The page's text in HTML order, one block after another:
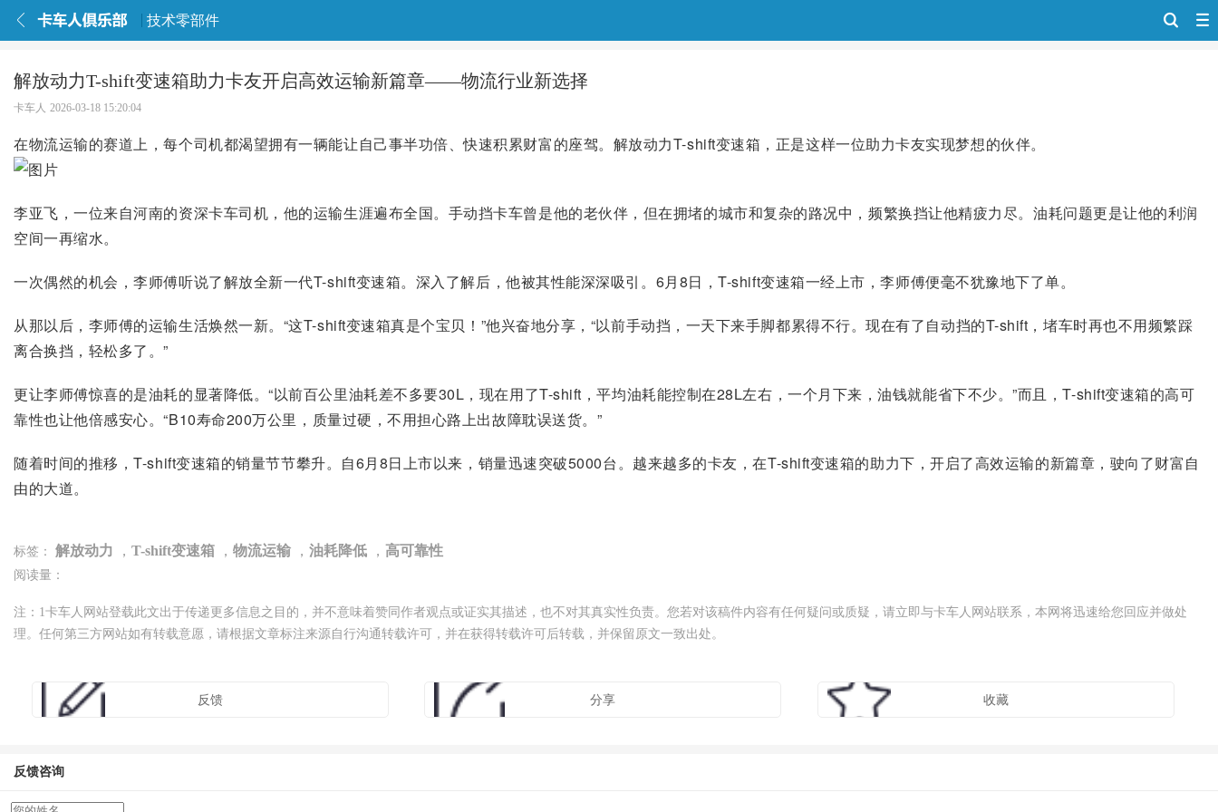
技术零部件
解放动力T-shift变速箱助力卡友开启高效运输新篇章——物流行业新选择
卡车人 2026-03-18 15:20:04
在物流运输的赛道上，每个司机都渴望拥有一辆能让自己事半功倍、快速积累财富的座驾。解放动力T-shift变速箱，正是这样一位助力卡友实现梦想的伙伴。
李亚飞，一位来自河南的资深卡车司机，他的运输生涯遍布全国。手动挡卡车曾是他的老伙伴，但在拥堵的城市和复杂的路况中，频繁换挡让他精疲力尽。油耗问题更是让他的利润
空间一再缩水。
一次偶然的机会，李师傅听说了解放全新一代T-shift变速箱。深入了解后，他被其性能深深吸引。6月8日，T-shift变速箱一经上市，李师傅便毫不犹豫地下了单。
从那以后，李师傅的运输生活焕然一新。“这T-shift变速箱真是个宝贝！”他兴奋地分享，“以前手动挡，一天下来手脚都累得不行。现在有了自动挡的T-shift，堵车时再也不用频繁踩
离合换挡，轻松多了。”
更让李师傅惊喜的是油耗的显著降低。“以前百公里油耗差不多要30L，现在用了T-shift，平均油耗能控制在28L左右，一个月下来，油钱就能省下不少。”而且，T-shift变速箱的高可
靠性也让他倍感安心。“B10寿命200万公里，质量过硬，不用担心路上出故障耽误送货。”
随着时间的推移，T-shift变速箱的销量节节攀升。自6月8日上市以来，销量迅速突破5000台。越来越多的卡友，在T-shift变速箱的助力下，开启了高效运输的新篇章，驶向了财富自
由的大道。
标签： 解放动力 ， T-shift变速箱 ， 物流运输 ， 油耗降低 ， 高可靠性
阅读量：
注：1卡车人网站登载此文出于传递更多信息之目的，并不意味着赞同作者观点或证实其描述，也不对其真实性负责。您若对该稿件内容有任何疑问或质疑，请立即与卡车人网站联系，本网将迅速给您回应并做处
理。任何第三方网站如有转载意愿，请根据文章标注来源自行沟通转载许可，并在获得转载许可后转载，并保留原文一致出处。
反馈 分享 收藏
反馈咨询